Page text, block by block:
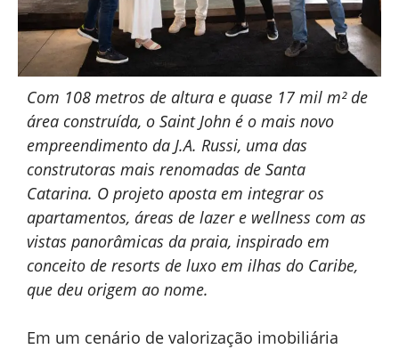
Com 108 metros de altura e quase 17 mil m² de
área construída, o Saint John é o mais novo
empreendimento da J.A. Russi, uma das
construtoras mais renomadas de Santa
Catarina. O projeto aposta em integrar os
apartamentos, áreas de lazer e wellness com as
vistas panorâmicas da praia, inspirado em
conceito de resorts de luxo em ilhas do Caribe,
que deu origem ao nome.
Em um cenário de valorização imobiliária